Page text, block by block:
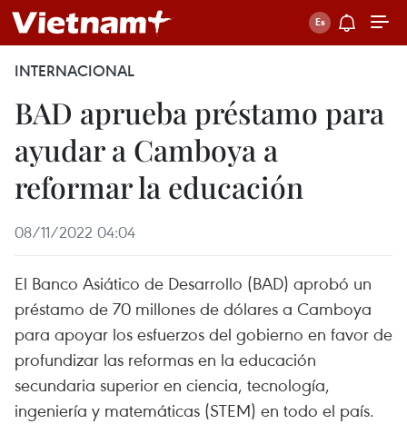
INTERNACIONAL
BAD aprueba préstamo para
ayudar a Camboya a
reformar la educación
08/11/2022 04:04
El Banco Asiático de Desarrollo (BAD) aprobó un
préstamo de 70 millones de dólares a Camboya
para apoyar los esfuerzos del gobierno en favor de
profundizar las reformas en la educación
secundaria superior en ciencia, tecnología,
ingeniería y matemáticas (STEM) en todo el país.